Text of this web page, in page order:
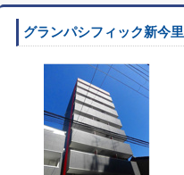
グランパシフィック新今里